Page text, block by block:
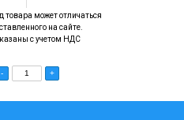
товара может отличаться
на сайте.
с учетом НДС